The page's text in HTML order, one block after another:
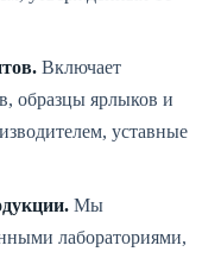
Включает
образцы ярлыков и
уставные
Мы
лабораториями,